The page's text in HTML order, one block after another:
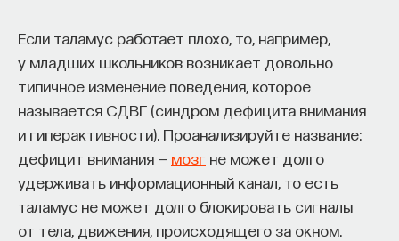
Если таламус работает плохо, то, например,
у младших школьников возникает довольно
типичное изменение поведения, которое
называется СДВГ (синдром дефицита внимания
и гиперактивности). Проанализируйте название:
дефицит внимания — мозг не может долго
удерживать информационный канал, то есть
таламус не может долго блокировать сигналы
от тела, движения, происходящего за окном.
другую роль. У классического университета есть
редкая возможность — мыслить на длинной
дистанции и реально влиять на будущее: на то,
как будет мыслить элита, как будет устроена
экономика и как в целом будет разворачиваться
общество».
Знание нельзя просто передать